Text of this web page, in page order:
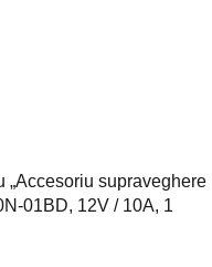
„Accesoriu supraveghere
01BD, 12V / 10A, 1